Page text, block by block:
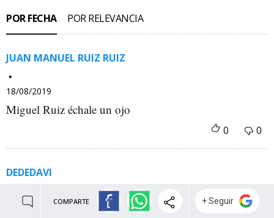
POR FECHA
POR RELEVANCIA
JUAN MANUEL RUIZ RUIZ
18/08/2019
Miguel Ruiz échale un ojo
DEDEDAVI
18/08/2019 COMPARTE